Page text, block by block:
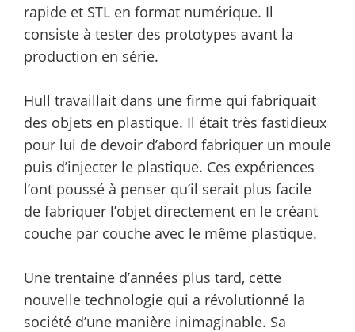
rapide et STL en format numérique. Il
consiste à tester des prototypes avant la
production en série.
Hull travaillait dans une firme qui fabriquait
des objets en plastique. Il était très fastidieux
pour lui de devoir d’abord fabriquer un moule
puis d’injecter le plastique. Ces expériences
l’ont poussé à penser qu’il serait plus facile
de fabriquer l’objet directement en le créant
couche par couche avec le même plastique.
Une trentaine d’années plus tard, cette
nouvelle technologie qui a révolutionné la
société d’une manière inimaginable. Sa